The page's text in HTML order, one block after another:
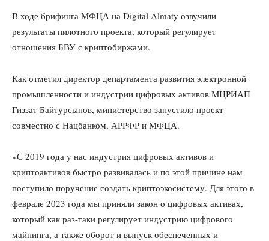
В ходе брифинга МФЦА на Digital Almaty озвучили
результаты пилотного проекта, который регулирует
отношения БВУ с криптобиржами.
Как отметил директор департамента развития электронной
промышленности и индустрии цифровых активов МЦРИАП
Гиззат Байтурсынов, министерство запустило проект
совместно с Нацбанком, АРРФР и МФЦА.
«С 2019 года у нас индустрия цифровых активов и
криптоактивов быстро развивалась и по этой причине нам
поступило поручение создать криптоэкосистему. Для этого в
феврале 2023 года мы приняли закон о цифровых активах,
который как раз-таки регулирует индустрию цифрового
майнинга, а также оборот и выпуск обеспеченных и